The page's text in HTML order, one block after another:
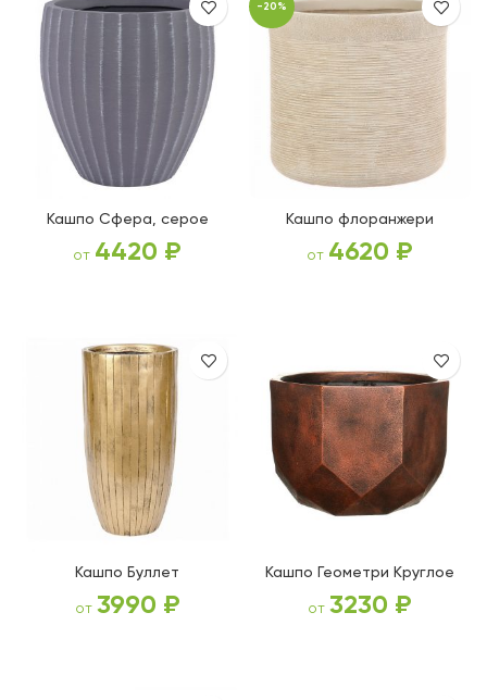
Кашпо Сфера, серое
от 4420 ₽
-20%
Кашпо флоранжери
от 4620 ₽
Кашпо Буллет
от 3990 ₽
Кашпо Геометри Круглое
от 3230 ₽